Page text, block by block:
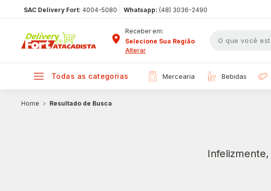
SAC Delivery Fort: 4004-5080 Whatsapp: (48) 3036-2490
Receber em:
Selecione Sua Região
Alterar
todas as categorias mercearia bebidas
Resultado de Busca
Infelizmente,